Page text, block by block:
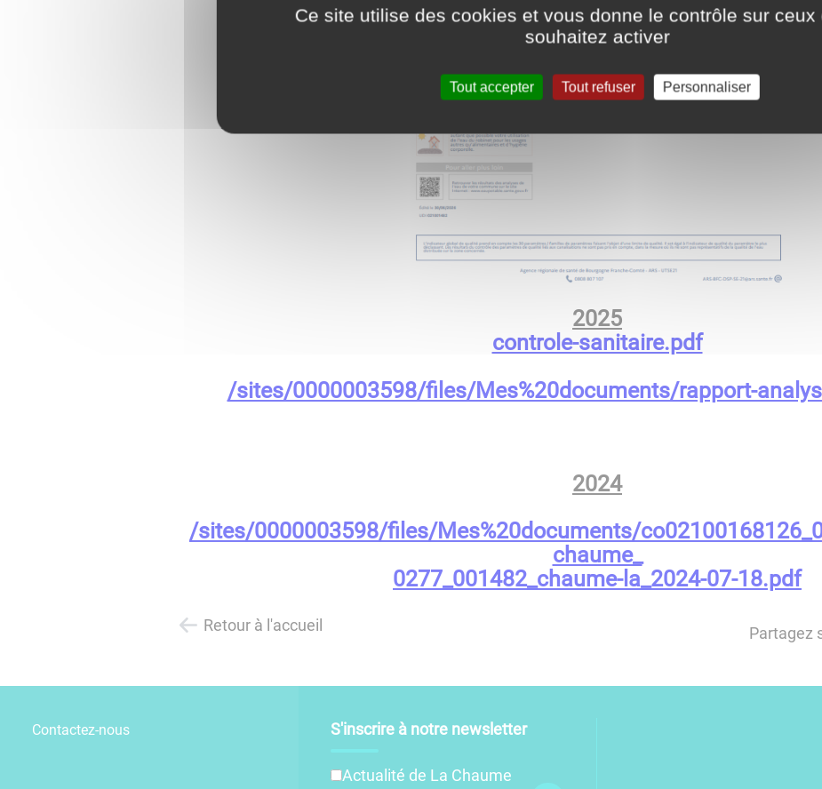
2025
controle-sanitaire.pdf
/sites/0000003598/files/Mes%20documents/rapport-
2024
/sites/0000003598/files/Mes%20documents/
chaume_
0277_001482_chaume-la_2024-07-18.pdf
Retour à l'accueil Partagez
Contactez-nous S'inscrire à notre newsletter
Actualité de La Chaume
Ce site utilise des cookies et vous donne le contrôle sur ceux
souhaitez activer
Tout accepter Tout refuser Personnaliser